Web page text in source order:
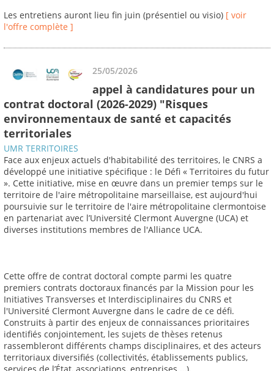
Les entretiens auront lieu fin juin (présentiel ou visio) [ voir
l'offre complète ]
25/05/2026
appel à candidatures pour un
contrat doctoral (2026-2029) "Risques
environnementaux de santé et capacités
territoriales
UMR TERRITOIRES
Face aux enjeux actuels d'habitabilité des territoires, le CNRS a
développé une initiative spécifique : le Défi « Territoires du futur
». Cette initiative, mise en œuvre dans un premier temps sur le
territoire de l'aire métropolitaine marseillaise, est aujourd'hui
poursuivie sur le territoire de l'aire métropolitaine clermontoise
en partenariat avec l’Université Clermont Auvergne (UCA) et
diverses institutions membres de l'Alliance UCA.
Cette offre de contrat doctoral compte parmi les quatre
premiers contrats doctoraux financés par la Mission pour les
Initiatives Transverses et Interdisciplinaires du CNRS et
l'Université Clermont Auvergne dans le cadre de ce défi.
Construits à partir des enjeux de connaissances prioritaires
identifiés conjointement, les sujets de thèses retenus
rassembleront différents champs disciplinaires, et des acteurs
territoriaux diversifiés (collectivités, établissements publics,